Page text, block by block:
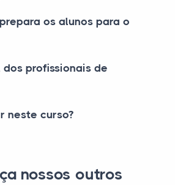
os alunos para o
profissionais de
neste curso?
nossos outros